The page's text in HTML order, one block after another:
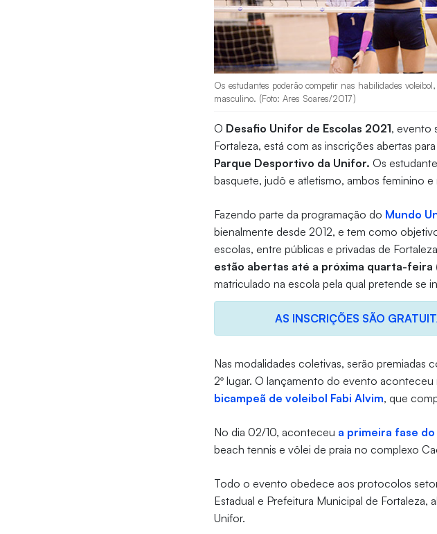
Os estudantes poderão competir nas habilidades
masculino. (Foto: Ares Soares/2017)
O Desafio Unifor de Escolas 2021, evento
Fortaleza, está com as inscrições abertas para
Parque Desportivo da Unifor. Os
basquete, judô e atletismo, ambos feminino
Fazendo parte da programação do Mundo
bienalmente desde 2012, e tem como
escolas, entre públicas e privadas de
estão abertas até a próxima quarta-feira
matriculado na escola pela qual pretende se
AS INSCRIÇÕES SÃO
Nas modalidades coletivas, serão premiadas
2º lugar. O lançamento do evento aconteceu
bicampeã de voleibol Fabi Alvim, que
No dia 02/10, aconteceu a primeira fase do
beach tennis e vôlei de praia no complexo
Todo o evento obedece aos protocolos
Estadual e Prefeitura Municipal de
Unifor.